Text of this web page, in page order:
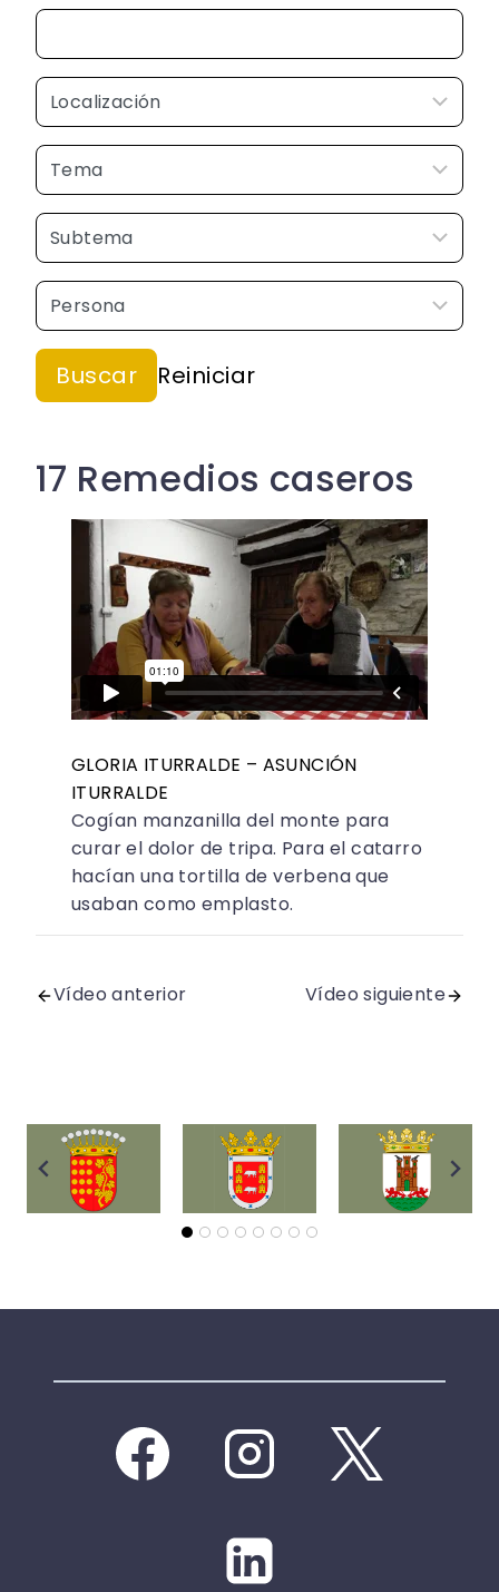
17 Remedios caseros
GLORIA ITURRALDE – ASUNCIÓN
ITURRALDE
Cogían manzanilla del monte para
curar el dolor de tripa. Para el catarro
hacían una tortilla de verbena que
usaban como emplasto.
Vídeo anterior Vídeo siguiente